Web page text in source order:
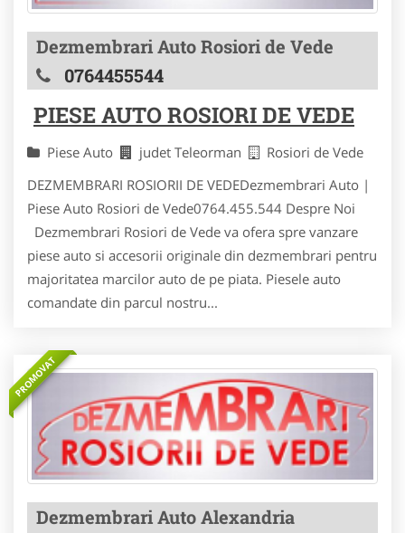
Dezmembrari Auto Rosiori de Vede
0764455544
PIESE AUTO ROSIORI DE VEDE
Piese Auto judet Teleorman
Rosiori de Vede
DEZMEMBRARI ROSIORII DE VEDEDezmembrari Auto |
Piese Auto Rosiori de Vede0764.455.544 Despre Noi
Dezmembrari Rosiori de Vede va ofera spre vanzare
piese auto si accesorii originale din dezmembrari pentru
majoritatea marcilor auto de pe piata. Piesele auto
comandate din parcul nostru...
PROMOVAT
Dezmembrari Auto Alexandria